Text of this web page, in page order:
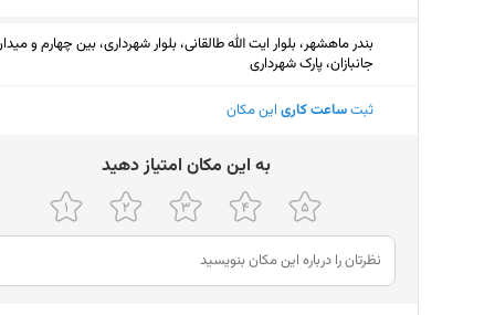
بندر ماهشهر، بلوار ایت الله طالقانی، بلوار شهرداری، بین چهارم و
جانبازان، پارک شهرداری
ثبتساعت کاری این مکان
ﺑﻪ اﯾﻦ ﻣﮑﺎن اﻣﺘﯿﺎز دﻫﯿﺪ